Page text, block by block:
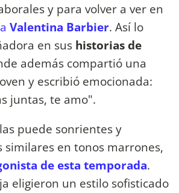
y para volver a ver en
Valentina Barbier. Así lo
en sus historias de
además compartió una
y escribió emocionada:
juntas, te amo".
puede sonrientes y
en tonos marrones,
de esta temporada.
eligieron un estilo sofisticado